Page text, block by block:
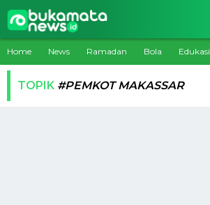
Home News Ramadan Bola Edukasi
TOPIK #PEMKOT MAKASSAR